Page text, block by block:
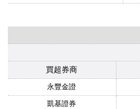
買超券商
永豐金證
凱基證券